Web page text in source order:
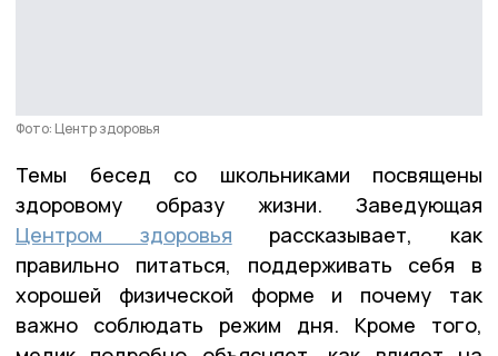
Фото: Центр здоровья
Темы бесед со школьниками посвящены
здоровому образу жизни. Заведующая
Центром здоровья рассказывает, как
правильно питаться, поддерживать себя в
хорошей физической форме и почему так
важно соблюдать режим дня. Кроме того,